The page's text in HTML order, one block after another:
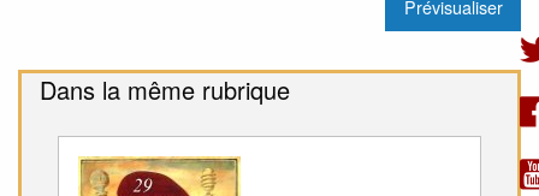
Dans la même rubrique